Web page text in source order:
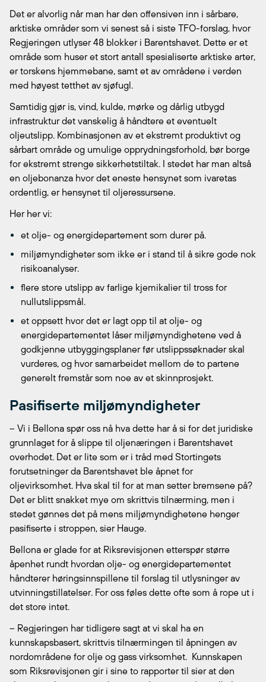
Det er alvorlig når man har den offensiven inn i sårbare,
arktiske områder som vi senest så i siste TFO-forslag, hvor
Regjeringen utlyser 48 blokker i Barentshavet. Dette er et
område som huser et stort antall spesialiserte arktiske arter,
er torskens hjemmebane, samt et av områdene i verden
med høyest tetthet av sjøfugl.
Samtidig gjør is, vind, kulde, mørke og dårlig utbygd
infrastruktur det vanskelig å håndtere et eventuelt
oljeutslipp. Kombinasjonen av et ekstremt produktivt og
sårbart område og umulige opprydningsforhold, bør borge
for ekstremt strenge sikkerhetstiltak. I stedet har man altså
en oljebonanza hvor det eneste hensynet som ivaretas
ordentlig, er hensynet til oljeressursene.
Her her vi:
et olje- og energidepartement som durer på.
miljømyndigheter som ikke er i stand til å sikre gode nok
risikoanalyser.
flere store utslipp av farlige kjemikalier til tross for
nullutslippsmål.
et oppsett hvor det er lagt opp til at olje- og
energidepartementet låser miljømyndighetene ved å
godkjenne utbyggingsplaner før utslippssøknader skal
vurderes, og hvor samarbeidet mellom de to partene
generelt fremstår som noe av et skinnprosjekt.
Pasifiserte miljømyndigheter
– Vi i Bellona spør oss nå hva dette har å si for det juridiske
grunnlaget for å slippe til oljenæringen i Barentshavet
overhodet. Det er lite som er i tråd med Stortingets
forutsetninger da Barentshavet ble åpnet for
oljevirksomhet. Hva skal til for at man setter bremsene på?
Det er blitt snakket mye om skrittvis tilnærming, men i
stedet gønnes det på mens miljømyndighetene henger
pasifiserte i stroppen, sier Hauge.
Bellona er glade for at Riksrevisjonen etterspør større
åpenhet rundt hvordan olje- og energidepartementet
håndterer høringsinnspillene til forslag til utlysninger av
utvinningstillatelser. For oss føles dette ofte som å rope ut i
det store intet.
– Regjeringen har tidligere sagt at vi skal ha en
kunnskapsbasert, skrittvis tilnærmingen til åpningen av
nordområdene for olje og gass virksomhet. Kunnskapen
som Riksrevisjonen gir i sine to rapporter til sier at den